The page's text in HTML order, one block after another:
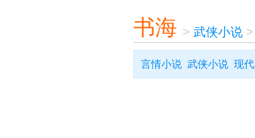
书海 > 武侠小说>
言情小说 武侠小说 现